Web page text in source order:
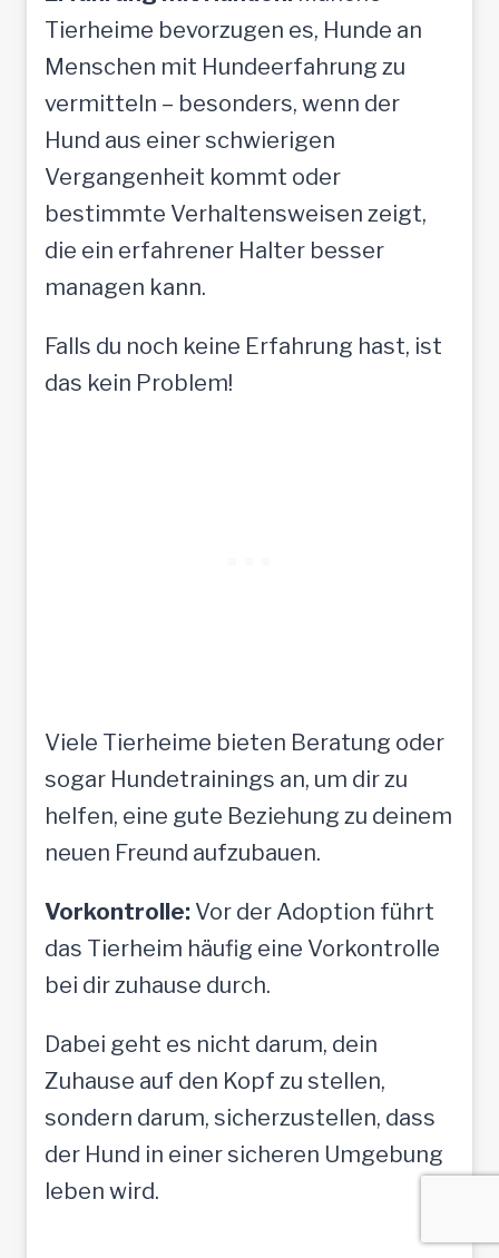
Tierheime bevorzugen es, Hunde an
Menschen mit Hundeerfahrung zu
vermitteln – besonders, wenn der
Hund aus einer schwierigen
Vergangenheit kommt oder
bestimmte Verhaltensweisen zeigt,
die ein erfahrener Halter besser
managen kann.
Falls du noch keine Erfahrung hast, ist
das kein Problem!
Viele Tierheime bieten Beratung oder
sogar Hundetrainings an, um dir zu
helfen, eine gute Beziehung zu deinem
neuen Freund aufzubauen.
Vorkontrolle: Vor der Adoption führt
das Tierheim häufig eine Vorkontrolle
bei dir zuhause durch.
Dabei geht es nicht darum, dein
Zuhause auf den Kopf zu stellen,
sondern darum, sicherzustellen, dass
der Hund in einer sicheren Umgebung
leben wird.